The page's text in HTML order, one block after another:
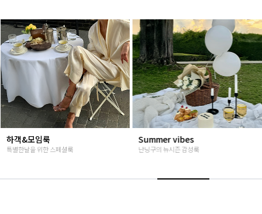
Summer vibes
난닝구의 뉴시즌 감성룩
베스트재진행
고객님들이 인정해주신 Steady seller